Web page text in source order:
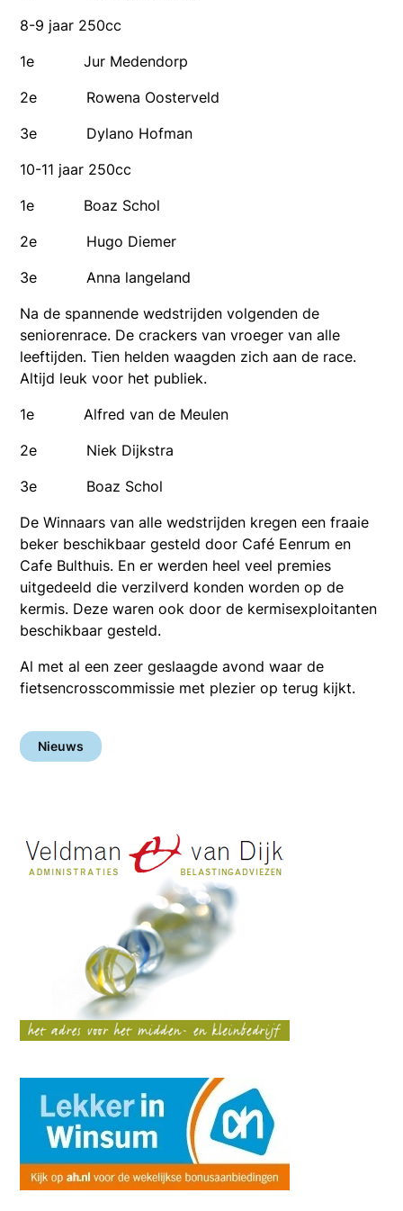
8-9 jaar 250cc
1e Jur Medendorp
2e Rowena Oosterveld
3e Dylano Hofman
10-11 jaar 250cc
1e Boaz Schol
2e Hugo Diemer
3e Anna langeland
Na de spannende wedstrijden volgenden de
seniorenrace. De crackers van vroeger van alle
leeftijden. Tien helden waagden zich aan de race.
Altijd leuk voor het publiek.
1e Alfred van de Meulen
2e Niek Dijkstra
3e Boaz Schol
De Winnaars van alle wedstrijden kregen een fraaie
beker beschikbaar gesteld door Café Eenrum en
Cafe Bulthuis. En er werden heel veel premies
uitgedeeld die verzilverd konden worden op de
kermis. Deze waren ook door de kermisexploitanten
beschikbaar gesteld.
Al met al een zeer geslaagde avond waar de
fietsencrosscommissie met plezier op terug kijkt.
Nieuws